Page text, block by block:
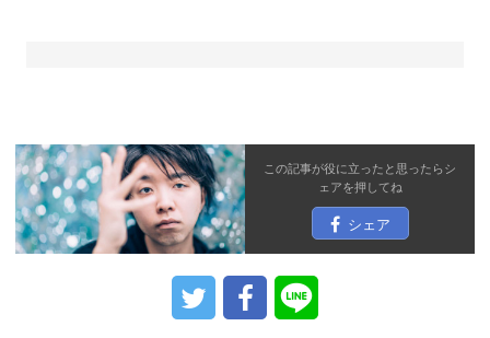
この記事が役に立ったと思ったらシ
ェアを押してね
シェア